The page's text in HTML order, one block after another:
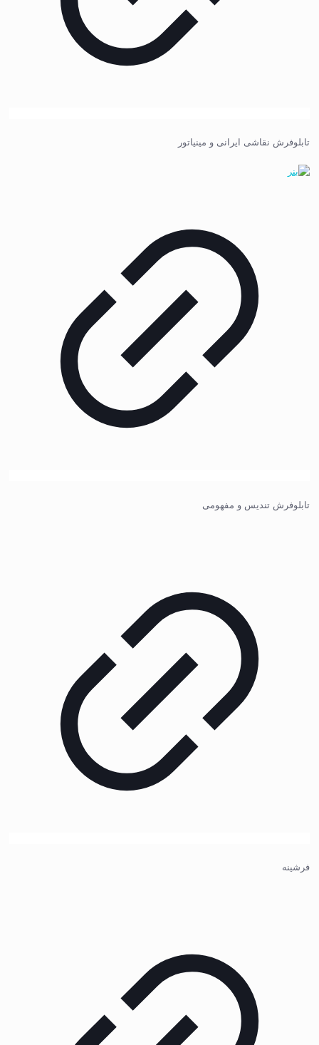
تابلوفرش نقاشی ایرانی و مینیاتور
تابلوفرش تندیس و مفهومی
فرشینه